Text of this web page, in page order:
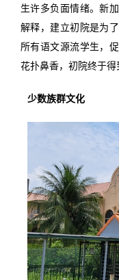
生许多负面情绪。新
解释，建立初院是为
所有语文源流学生，
花扑鼻香，初院终于得
少数族群文化